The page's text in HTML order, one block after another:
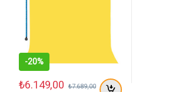
-20%
₺6.149,00 ₺7.689,00